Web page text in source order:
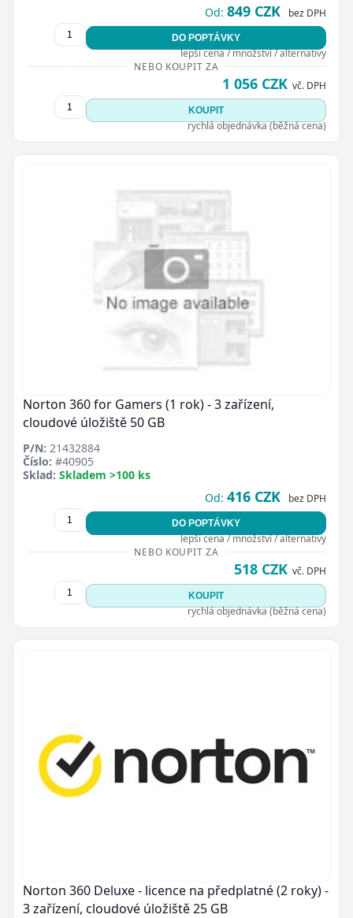
Od: 849 CZK bez DPH
DO POPTÁVKY
lepší cena / množství / alternativy
NEBO KOUPIT ZA
1 056 CZK vč. DPH
KOUPIT
rychlá objednávka (běžná cena)
Norton 360 for Gamers (1 rok) - 3 zařízení,
cloudové úložiště 50 GB
P/N: 21432884
Číslo: #40905
Sklad: Skladem >100 ks
Od: 416 CZK bez DPH
DO POPTÁVKY
lepší cena / množství / alternativy
NEBO KOUPIT ZA
518 CZK vč. DPH
KOUPIT
rychlá objednávka (běžná cena)
Norton 360 Deluxe - licence na předplatné (2 roky) -
3 zařízení, cloudové úložiště 25 GB